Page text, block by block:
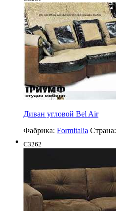
Диван угловой Bel Air
Фабрика: Formitalia Страна:
C3262